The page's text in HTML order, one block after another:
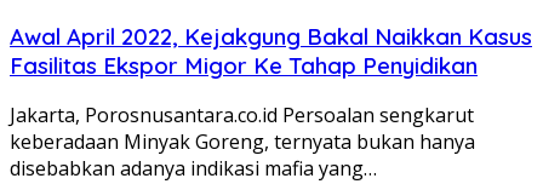
Awal April 2022, Kejakgung Bakal Naikkan Kasus
Fasilitas Ekspor Migor Ke Tahap Penyidikan
Jakarta, Porosnusantara.co.id Persoalan sengkarut
keberadaan Minyak Goreng, ternyata bukan hanya
disebabkan adanya indikasi mafia yang…